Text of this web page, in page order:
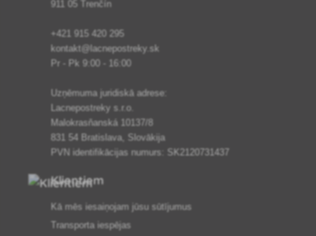
911 05 Trenčín
+421 915 420 295
kontakt@lacnepostreky.sk
Pr - Pk 9:00 - 16:00
Uzņēmuma juridiskā adrese:
Lacnepostreky s.r.o.
Malokrasňanská 10137/8
831 54 Bratislava, Slovākija
PVN identifikācijas numurs: SK2120731437
Klientiem
Kā mēs iesaiņojam jūsu sūtījumus
Transporta iespējas